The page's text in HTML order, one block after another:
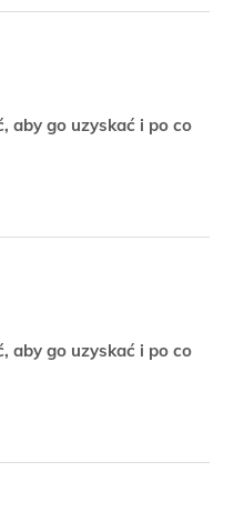
aby go uzyskać i po co
aby go uzyskać i po co